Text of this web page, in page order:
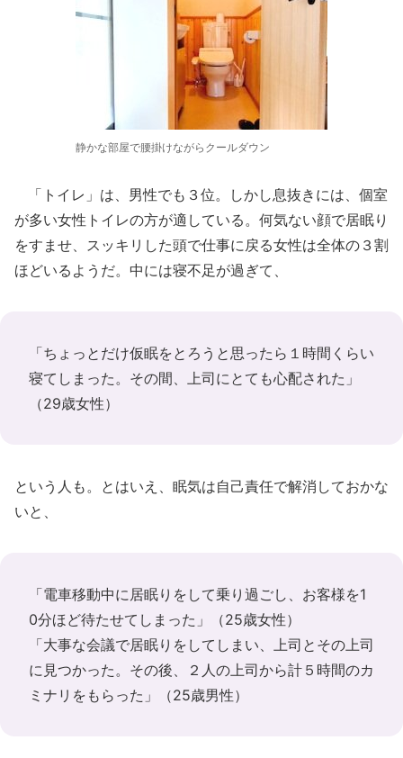
静かな部屋で腰掛けながらクールダウン
「トイレ」は、男性でも３位。しかし息抜きには、個室
が多い女性トイレの方が適している。何気ない顔で居眠り
をすませ、スッキリした頭で仕事に戻る女性は全体の３割
ほどいるようだ。中には寝不足が過ぎて、
「ちょっとだけ仮眠をとろうと思ったら１時間くらい
寝てしまった。その間、上司にとても心配された」
（29歳女性）
という人も。とはいえ、眠気は自己責任で解消しておかな
いと、
「電車移動中に居眠りをして乗り過ごし、お客様を1
0分ほど待たせてしまった」（25歳女性）
「大事な会議で居眠りをしてしまい、上司とその上司
に見つかった。その後、２人の上司から計５時間のカ
ミナリをもらった」（25歳男性）